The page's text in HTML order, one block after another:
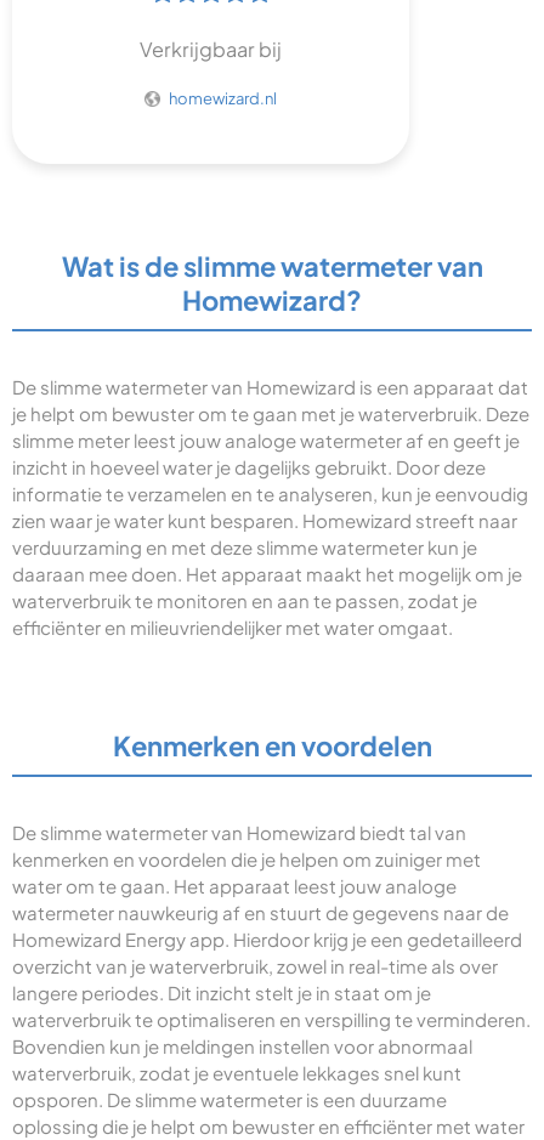
Verkrijgbaar bij
homewizard.nl
Wat is de slimme watermeter van
Homewizard?
De slimme watermeter van Homewizard is een apparaat dat
je helpt om bewuster om te gaan met je waterverbruik. Deze
slimme meter leest jouw analoge watermeter af en geeft je
inzicht in hoeveel water je dagelijks gebruikt. Door deze
informatie te verzamelen en te analyseren, kun je eenvoudig
zien waar je water kunt besparen. Homewizard streeft naar
verduurzaming en met deze slimme watermeter kun je
daaraan mee doen. Het apparaat maakt het mogelijk om je
waterverbruik te monitoren en aan te passen, zodat je
efficiënter en milieuvriendelijker met water omgaat.
Kenmerken en voordelen
De slimme watermeter van Homewizard biedt tal van
kenmerken en voordelen die je helpen om zuiniger met
water om te gaan. Het apparaat leest jouw analoge
watermeter nauwkeurig af en stuurt de gegevens naar de
Homewizard Energy app. Hierdoor krijg je een gedetailleerd
overzicht van je waterverbruik, zowel in real-time als over
langere periodes. Dit inzicht stelt je in staat om je
waterverbruik te optimaliseren en verspilling te verminderen.
Bovendien kun je meldingen instellen voor abnormaal
waterverbruik, zodat je eventuele lekkages snel kunt
opsporen. De slimme watermeter is een duurzame
oplossing die je helpt om bewuster en efficiënter met water